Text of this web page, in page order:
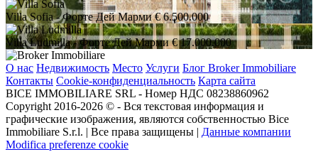
Villa Sofia- Форте Дей Марми € 6.500.000
Villa Ludmilla- Форте Дей Марми € 17.000.000
О нас Недвижимость Место Услуги Блог Broker Immobiliare
Контакты Cookie-конфиденциальность Карта сайта
BICE IMMOBILIARE SRL - Номер НДС 08238860962
Copyright 2016-2026 ©️ - Вся текстовая информация и
графические изображения, являются собственностью Bice
Immobiliare S.r.l. | Все права защищены | Данные компании
Modifica preferenze cookie